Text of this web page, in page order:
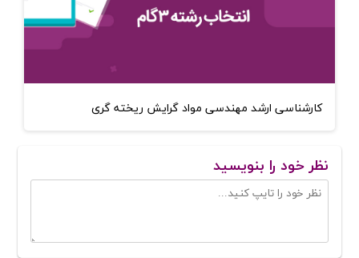
کارشناسی ارشد مهندسی مواد گرایش ریخته گری
نظر خود را بنویسید